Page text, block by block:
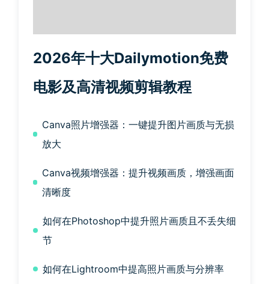
2026年十大Dailymotion免费
电影及高清视频剪辑教程
Canva照片增强器：一键提升图片画质与无损
放大
Canva视频增强器：提升视频画质，增强画面
清晰度
如何在Photoshop中提升照片画质且不丢失细
节
如何在Lightroom中提高照片画质与分辨率